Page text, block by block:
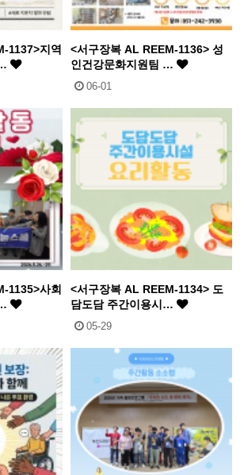
1137>지역
<서구장복 AL REEM-1136> 성
인건강문화지원팀 …
06-01
1135>사회
<서구장복 AL REEM-1134> 도
담도담 주간이용시…
05-29